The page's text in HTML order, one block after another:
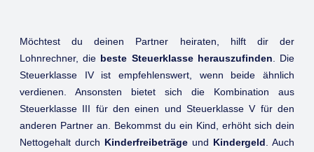
Möchtest du deinen Partner heiraten, hilft dir der
Lohnrechner, die beste Steuerklasse herauszufinden . Die
Steuerklasse IV ist empfehlenswert, wenn beide ähnlich
verdienen. Ansonsten bietet sich die Kombination aus
Steuerklasse III für den einen und Steuerklasse V für den
anderen Partner an. Bekommst du ein Kind, erhöht sich dein
Nettogehalt durch Kinderfreibeträge und Kindergeld . Auch